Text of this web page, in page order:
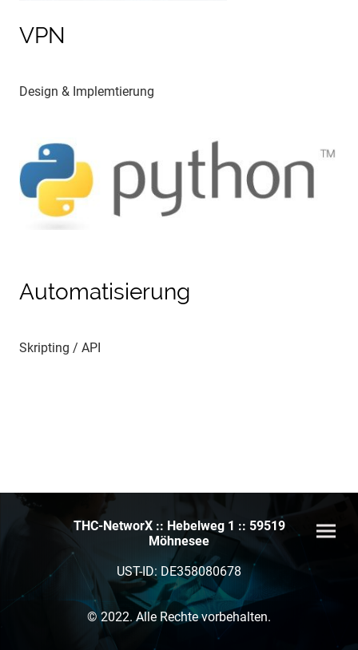
VPN
Design & Implemtierung
Automatisierung
Skripting / API
THC-NetworX :: Hebelweg 1 :: 59519
Möhnesee
UST-ID: DE358080678
© 2022. Alle Rechte vorbehalten.